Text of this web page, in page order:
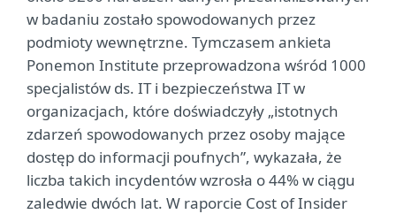
w badaniu zostało spowodowanych przez
podmioty wewnętrzne. Tymczasem ankieta
Ponemon Institute przeprowadzona wśród 1000
specjalistów ds. IT i bezpieczeństwa IT w
organizacjach, które doświadczyły „istotnych
zdarzeń spowodowanych przez osoby mające
dostęp do informacji poufnych”, wykazała, że
liczba takich incydentów wzrosła o 44% w ciągu
zaledwie dwóch lat. W raporcie Cost of Insider